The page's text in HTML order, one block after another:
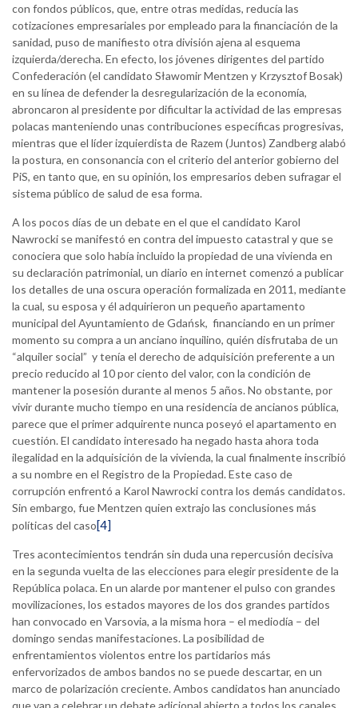
con fondos públicos, que, entre otras medidas, reducía las
cotizaciones empresariales por empleado para la financiación de la
sanidad, puso de manifiesto otra división ajena al esquema
izquierda/derecha. En efecto, los jóvenes dirigentes del partido
Confederación (el candidato Sławomir Mentzen y Krzysztof Bosak)
en su línea de defender la desregularización de la economía,
abroncaron al presidente por dificultar la actividad de las empresas
polacas manteniendo unas contribuciones específicas progresivas,
mientras que el líder izquierdista de Razem (Juntos) Zandberg alabó
la postura, en consonancia con el criterio del anterior gobierno del
PiS, en tanto que, en su opinión, los empresarios deben sufragar el
sistema público de salud de esa forma.
A los pocos días de un debate en el que el candidato Karol
Nawrocki se manifestó en contra del impuesto catastral y que se
conociera que solo había incluido la propiedad de una vivienda en
su declaración patrimonial, un diario en internet comenzó a publicar
los detalles de una oscura operación formalizada en 2011, mediante
la cual, su esposa y él adquirieron un pequeño apartamento
municipal del Ayuntamiento de Gdańsk, financiando en un primer
momento su compra a un anciano inquilino, quién disfrutaba de un
“alquiler social” y tenía el derecho de adquisición preferente a un
precio reducido al 10 por ciento del valor, con la condición de
mantener la posesión durante al menos 5 años. No obstante, por
vivir durante mucho tiempo en una residencia de ancianos pública,
parece que el primer adquirente nunca poseyó el apartamento en
cuestión. El candidato interesado ha negado hasta ahora toda
ilegalidad en la adquisición de la vivienda, la cual finalmente inscribió
a su nombre en el Registro de la Propiedad. Este caso de
corrupción enfrentó a Karol Nawrocki contra los demás candidatos.
Sin embargo, fue Mentzen quien extrajo las conclusiones más
políticas del caso[4]
Tres acontecimientos tendrán sin duda una repercusión decisiva
en la segunda vuelta de las elecciones para elegir presidente de la
República polaca. En un alarde por mantener el pulso con grandes
movilizaciones, los estados mayores de los dos grandes partidos
han convocado en Varsovia, a la misma hora – el mediodía – del
domingo sendas manifestaciones. La posibilidad de
enfrentamientos violentos entre los partidarios más
enfervorizados de ambos bandos no se puede descartar, en un
marco de polarización creciente. Ambos candidatos han anunciado